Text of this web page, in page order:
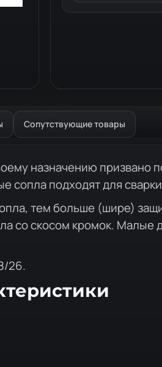
Сопутствующие товары
назначению призвано
сопла подходят для
тем больше (шире)
со скосом кромок.
26.